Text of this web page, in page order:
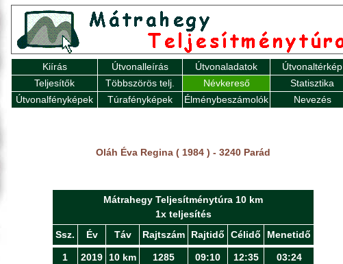
Kiírás Útvonalleírás Útvonaladatok
Útvonaltérkép
Teljesítők
Többszörös telj. Névkereső
Statisztika
Útvonalfényképek
Túrafényképek Élménybeszámolók Nevezés
Oláh Éva Regina ( 1984 ) - 3240 Parád
Mátrahegy Teljesítménytúra 10 km
1x teljesítés
Ssz.
Év Táv Rajtszám Rajtidő Célidő Menetidő
1 2019 10 km 1285 09:10 12:35
03:24